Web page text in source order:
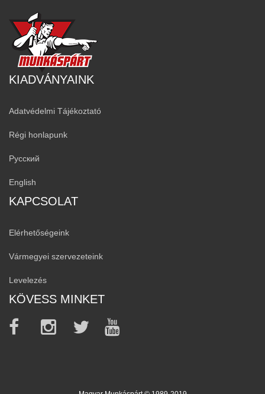
KIADVÁNYAINK
Adatvédelmi Tájékoztató
Régi honlapunk
Русский
English
KAPCSOLAT
Elérhetőségeink
Vármegyei szervezeteink
Levelezés
KÖVESS MINKET